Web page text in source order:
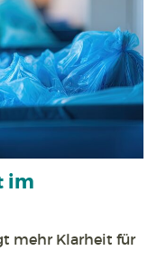
im
mehr Klarheit für